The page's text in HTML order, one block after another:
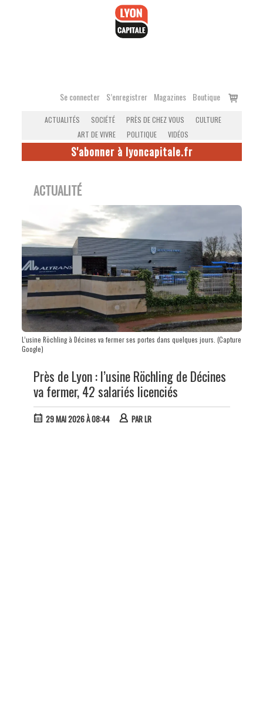
Se connecter S’enregistrer Magazines Boutique
Voir
ACTUALITÉS SOCIÉTÉ PRÈS DE CHEZ VOUS
CULTURE
ART DE VIVRE
POLITIQUE VIDÉOS
S'abonner à lyoncapitale.fr
ACTUALITÉ
L’usine Röchling à Décines va fermer ses portes dans quelques jours. (Capture
Google)
Près de Lyon : l’usine Röchling de Décines
va fermer, 42 salariés licenciés
29 MAI 2026 À 08:44 PARLR